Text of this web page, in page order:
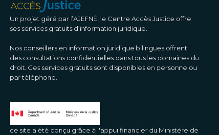
Un projet géré par l’AJEFNÉ, le Centre Accès Justice offre
ses services gratuits d’information juridique.
Nos conseillers en information juridique bilingues offrent
des consultations confidentielles dans tous les domaines du
droit. Ces services gratuits sont disponibles en personne ou
par téléphone.
ce site a été conçu grâce à l'appui financier du Ministère de